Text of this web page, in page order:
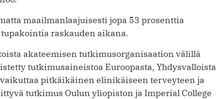
maailmanlaajuisesti jopa 53 prosenttia
raskauden aikana.
akateemisen tutkimusorganisaation välillä
tutkimusaineistoa Euroopasta, Yhdysvalloista
pitkäikäinen elinikäiseen terveyteen ja
tutkimus Oulun yliopiston ja Imperial College